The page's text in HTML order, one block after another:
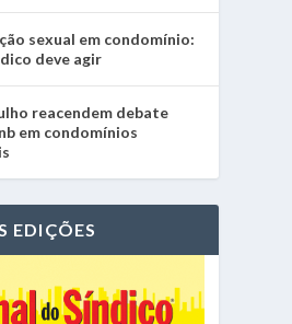
sexual em condomínio:
deve agir
reacendem debate
em condomínios
EDIÇÕES